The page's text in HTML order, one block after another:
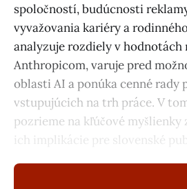
spoločností, budúcnosti
vyvažovania kariéry a
analyzuje rozdiely v hodnotách
Anthropicom, varuje pred
oblasti AI a ponúka cenné rady
vstupujúcich na trh práce. V
pozrieme na kľúčové
ich implikácie pre slovenské